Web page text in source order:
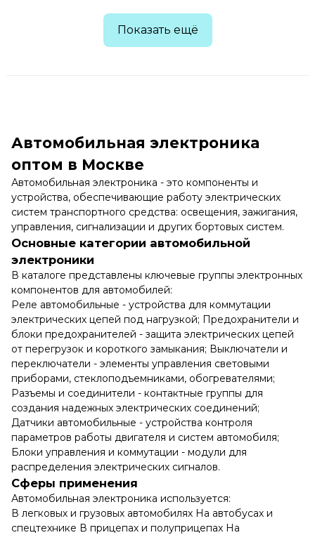
Показать ещё
Автомобильная электроника
оптом в Москве
Автомобильная электроника - это компоненты и
устройства, обеспечивающие работу электрических
систем транспортного средства: освещения, зажигания,
управления, сигнализации и других бортовых систем.
Основные категории автомобильной
электроники
В каталоге представлены ключевые группы электронных
компонентов для автомобилей:
Реле автомобильные - устройства для коммутации
электрических цепей под нагрузкой; Предохранители и
блоки предохранителей - защита электрических цепей
от перегрузок и короткого замыкания; Выключатели и
переключатели - элементы управления световыми
приборами, стеклоподъемниками, обогревателями;
Разъемы и соединители - контактные группы для
создания надежных электрических соединений;
Датчики автомобильные - устройства контроля
параметров работы двигателя и систем автомобиля;
Блоки управления и коммутации - модули для
распределения электрических сигналов.
Сферы применения
Автомобильная электроника используется:
В легковых и грузовых автомобилях На автобусах и
спецтехнике В прицепах и полуприцепах На